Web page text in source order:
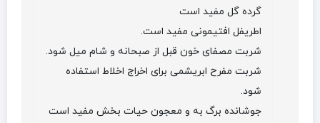
گرده گل مفید است
اطریفل افتیمونی مفید است.
شربت مصفای خون قبل از صبحانه و شام میل شود.
شربت مفرح ابریشمی برای اخراج اخلاط استفاده
شود.
جوشانده برگ به و معجون حیات بخش مفید است